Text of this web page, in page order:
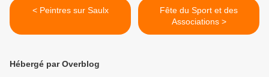
< Peintres sur Saulx
Fête du Sport et des
Associations >
Hébergé par Overblog